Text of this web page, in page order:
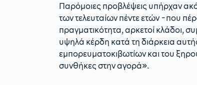
Παρόμοιες προβλέψεις υπήρχαν
των τελευταίων πέντε ετών -που
πραγματικότητα, αρκετοί κλάδοι,
υψηλά κέρδη κατά τη διάρκεια
εμπορευματοκιβωτίων και του
συνθήκες στην αγορά».